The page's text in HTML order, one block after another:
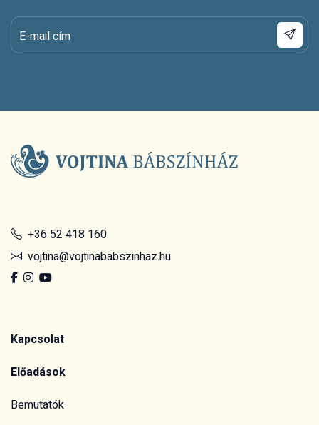
E-mail cím
+36 52 418 160
vojtina@vojtinababszinhaz.hu
Kapcsolat
Előadások
Bemutatók